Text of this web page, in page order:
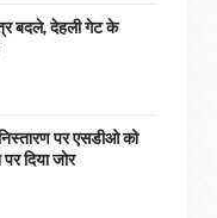
बदले, देहली गेट के
पर एसडीओ को
दिया जोर